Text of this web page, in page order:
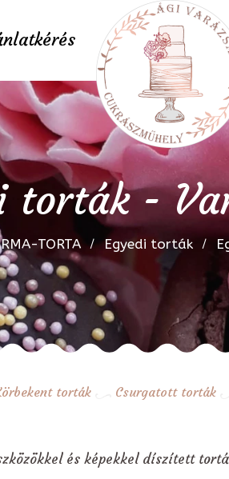
torták -
TORTA Egyedi torták
torták Csurgatott torták
és képekkel díszített